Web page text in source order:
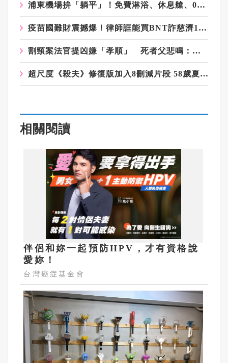
浦東機場拚「躺平」！免費淋浴、休息艙、0元外送 過夜不煎熬
疫苗國難財震撼爆！律師誆能買BNT詐慈濟10億 豪宅起出158公斤黃金
割頸案法官提凶嫌「孝順」 死者父悲鳴：法官是加害者幫兇
超尺度《殺夫》修復版加入8刪減片段 58歲夏文汐現模樣曝光
相關閱讀
伴侶和妳一起預防HPV，才有資格說
愛妳！
台灣癌症基金會